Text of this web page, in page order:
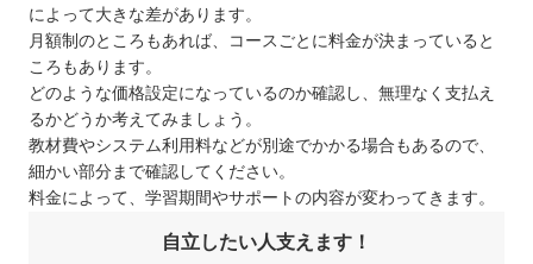
によって大きな差があります。
月額制のところもあれば、コースごとに料金が決まっていると
ころもあります。
どのような価格設定になっているのか確認し、無理なく支払え
るかどうか考えてみましょう。
教材費やシステム利用料などが別途でかかる場合もあるので、
細かい部分まで確認してください。
料金によって、学習期間やサポートの内容が変わってきます。
自立したい人支えます！